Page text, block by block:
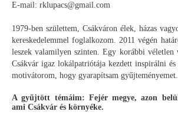
E-mail: rklupacs@gmail.com
1979-ben születtem, Csákváron élek, házas
kereskedelemmel foglalkozom. 2011 végén
leszek valamilyen szinten. Egy korábbi véletlen
Csákvár igaz lokálpatriótája kezdett inspirálni
motivátorom, hogy gyarapítsam gyűjteményemet.
A gyűjtött témáim: Fejér megye, azon
ami Csákvár és környéke.